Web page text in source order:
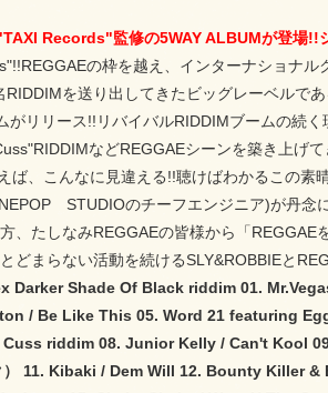
Records"監修の5WAY ALBUMが登場!!
の枠を越え、インターナショナル
を送り出してきたビッグレーベルで
リリース!!リバイバルRIDDIMブームの続
などREGGAEシーンを築き上げ
、こんなに見違える!!聴けばわかるこの素
STUDIOのチーフエンジニア)が丹念
たしなみREGGAEの皆様から「REGGAE
まらない活動を続けるSLY&ROBBIEと
Darker Shade Of Black riddim 01.
/ Be Like This 05. Word 21 featuring
riddim 08. Junior Kelly / Can't Kool
11. Kibaki / Dem Will 12. Bounty Killer